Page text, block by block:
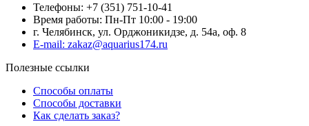
Телефоны: +7 (351) 751-10-41
Время работы: Пн-Пт 10:00 - 19:00
г. Челябинск, ул. Орджоникидзе, д. 54а, оф. 8
E-mail: zakaz@aquarius174.ru
Полезные ссылки
Способы оплаты
Способы доставки
Как сделать заказ?